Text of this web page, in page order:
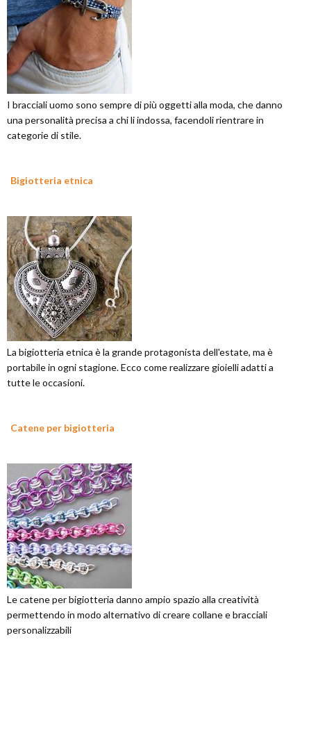
I bracciali uomo sono sempre di più oggetti alla moda, che danno
una personalità precisa a chi li indossa, facendoli rientrare in
categorie di stile.
Bigiotteria etnica
La bigiotteria etnica è la grande protagonista dell'estate, ma è
portabile in ogni stagione. Ecco come realizzare gioielli adatti a
tutte le occasioni.
Catene per bigiotteria
Le catene per bigiotteria danno ampio spazio alla creatività
permettendo in modo alternativo di creare collane e bracciali
personalizzabili